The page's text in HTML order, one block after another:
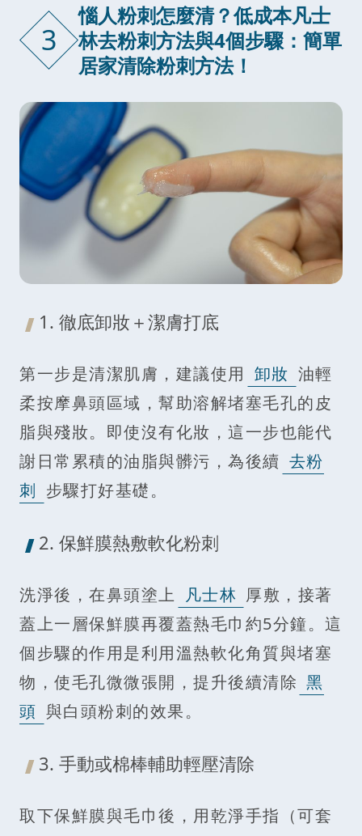
3
惱人粉刺怎麼清？低成本凡士
林去粉刺方法與4個步驟：簡單
居家清除粉刺方法！
1. 徹底卸妝＋潔膚打底
第一步是清潔肌膚，建議使用 卸妝 油輕
柔按摩鼻頭區域，幫助溶解堵塞毛孔的皮
脂與殘妝。即使沒有化妝，這一步也能代
謝日常累積的油脂與髒污，為後續 去粉
刺 步驟打好基礎。
2. 保鮮膜熱敷軟化粉刺
洗淨後，在鼻頭塗上 凡士林 厚敷，接著
蓋上一層保鮮膜再覆蓋熱毛巾約5分鐘。這
個步驟的作用是利用溫熱軟化角質與堵塞
物，使毛孔微微張開，提升後續清除 黑
頭 與白頭粉刺的效果。
3. 手動或棉棒輔助輕壓清除
取下保鮮膜與毛巾後，用乾淨手指（可套